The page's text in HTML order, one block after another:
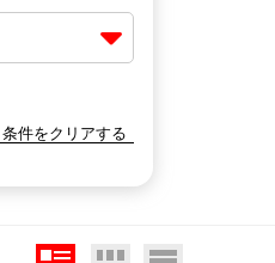
条件をクリアする